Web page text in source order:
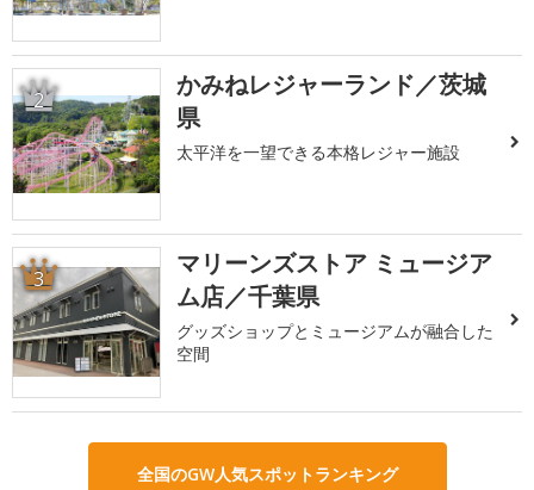
2
かみねレジャーランド／茨城
県
太平洋を一望できる本格レジャー施設
3
マリーンズストア ミュージア
ム店／千葉県
グッズショップとミュージアムが融合した
空間
全国のGW人気スポットランキング